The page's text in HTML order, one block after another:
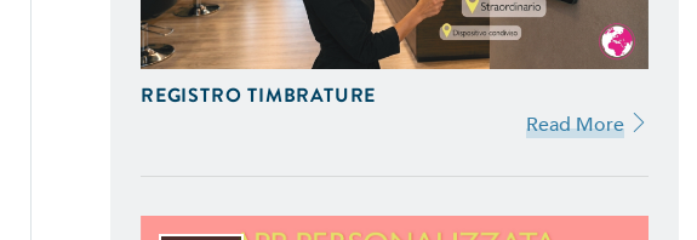
REGISTRO TIMBRATURE
Read More